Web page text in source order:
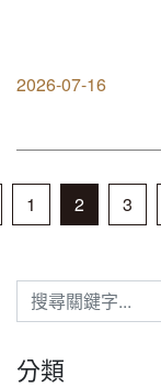
2026-07-16
1 2 3
分類